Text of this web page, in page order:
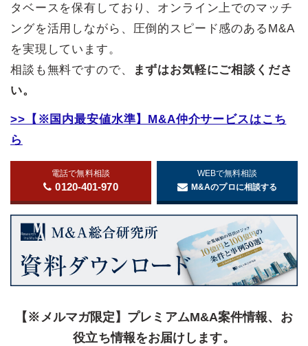
タベースを保有しており、オンライン上でのマッチ
ングを活用しながら、圧倒的スピード感のあるM&A
を実現しています。
相談も無料ですので、
まずはお気軽にご相談くださ
い。
>>【※国内最安値水準】M&A仲介サービスはこち
ら
電話で無料相談
0120-401-970
WEBで無料相談
M&Aのプロに相談する
【※メルマガ限定】プレミアムM&A案件情報、お
役立ち情報をお届けします。